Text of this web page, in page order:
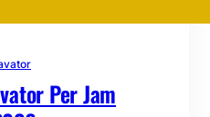
Per Jam